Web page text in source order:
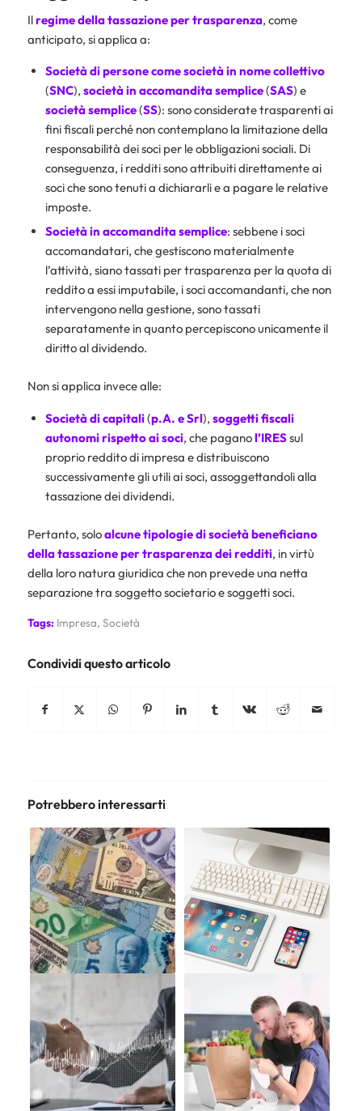
Ilregime della tassazione per trasparenza, come
anticipato, si applica a:
Società di persone come società in nome collettivo
(SNC), società in accomanditasemplice(SAS) e
società semplice(SS): sono considerate trasparenti ai
fini fiscali perché non contemplano la limitazione della
responsabilità dei soci per le obbligazioni sociali. Di
conseguenza, i redditi sono attribuiti direttamente ai
soci che sono tenuti a dichiararli e a pagare le relative
imposte.
Società in accomandita semplice: sebbene i soci
accomandatari, che gestiscono materialmente
l’attività, siano tassati per trasparenza per la quota di
reddito a essi imputabile, i soci accomandanti, che non
intervengono nella gestione, sono tassati
separatamente in quanto percepiscono unicamente il
diritto al dividendo.
Non si applica invece alle:
Società di capitali(p.A. eSrl), soggetti fiscali
autonomi rispetto aisoci, che paganol’IRESsul
proprio reddito di impresa e distribuiscono
successivamente gli utili ai soci, assoggettandoli alla
tassazione dei dividendi.
Pertanto, soloalcune tipologie di società beneficiano
della tassazione per trasparenza dei redditi, in virtù
della loro natura giuridica che non prevede una netta
separazione tra soggetto societario e soggetti soci.
Tags: Impresa, Società
Condividi questo articolo
Potrebbero interessarti